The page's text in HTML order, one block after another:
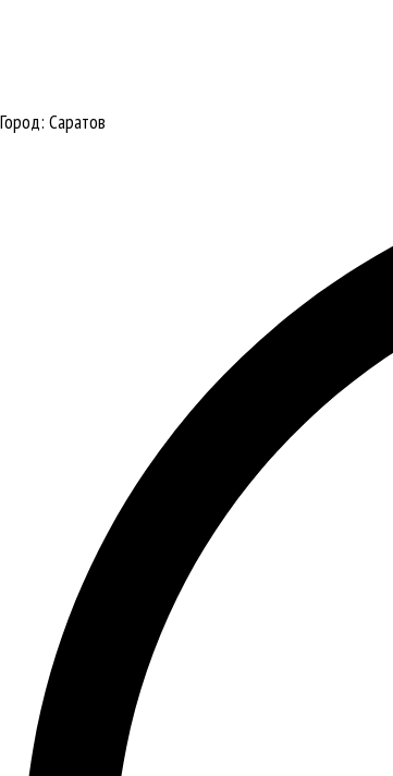
Город: Саратов